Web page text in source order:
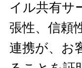
イル共有サ
張性、信頼
連携が、お